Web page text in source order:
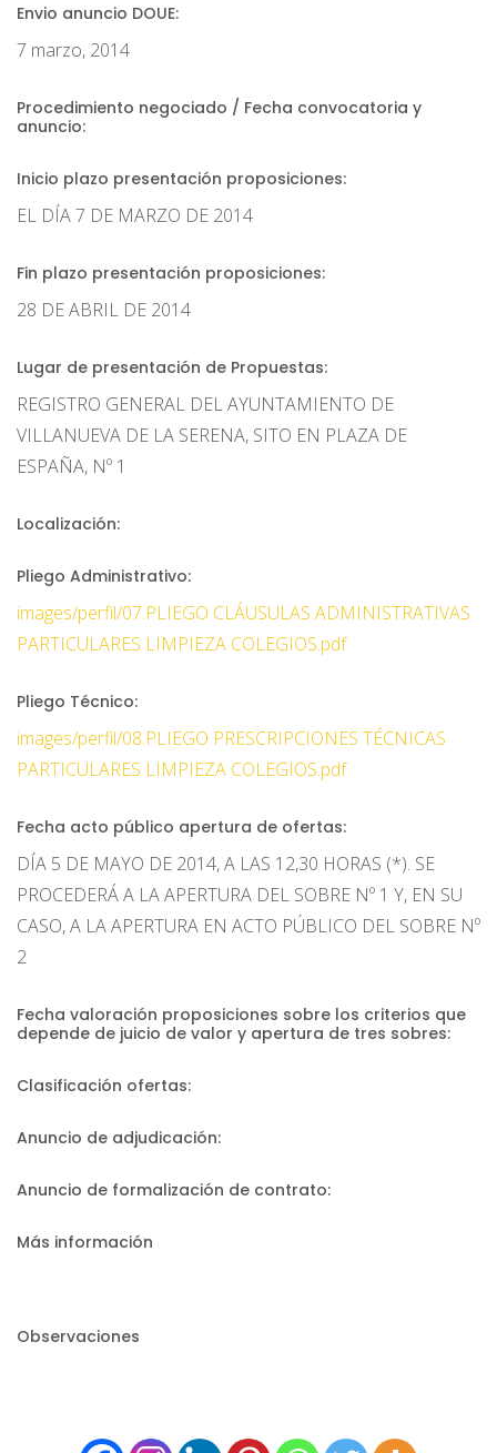
Envio anuncio DOUE:
7 marzo, 2014
Procedimiento negociado / Fecha convocatoria y
anuncio:
Inicio plazo presentación proposiciones:
EL DÍA 7 DE MARZO DE 2014
Fin plazo presentación proposiciones:
28 DE ABRIL DE 2014
Lugar de presentación de Propuestas:
REGISTRO GENERAL DEL AYUNTAMIENTO DE
VILLANUEVA DE LA SERENA, SITO EN PLAZA DE
ESPAÑA, Nº 1
Localización:
Pliego Administrativo:
images/perfil/07.PLIEGO CLÁUSULAS ADMINISTRATIVAS
PARTICULARES LIMPIEZA COLEGIOS.pdf
Pliego Técnico:
images/perfil/08.PLIEGO PRESCRIPCIONES TÉCNICAS
PARTICULARES LIMPIEZA COLEGIOS.pdf
Fecha acto público apertura de ofertas:
DÍA 5 DE MAYO DE 2014, A LAS 12,30 HORAS (*). SE
PROCEDERÁ A LA APERTURA DEL SOBRE Nº 1 Y, EN SU
CASO, A LA APERTURA EN ACTO PÚBLICO DEL SOBRE Nº
2
Fecha valoración proposiciones sobre los criterios que
depende de juicio de valor y apertura de tres sobres:
Clasificación ofertas:
Anuncio de adjudicación:
Anuncio de formalización de contrato:
Más información
Observaciones